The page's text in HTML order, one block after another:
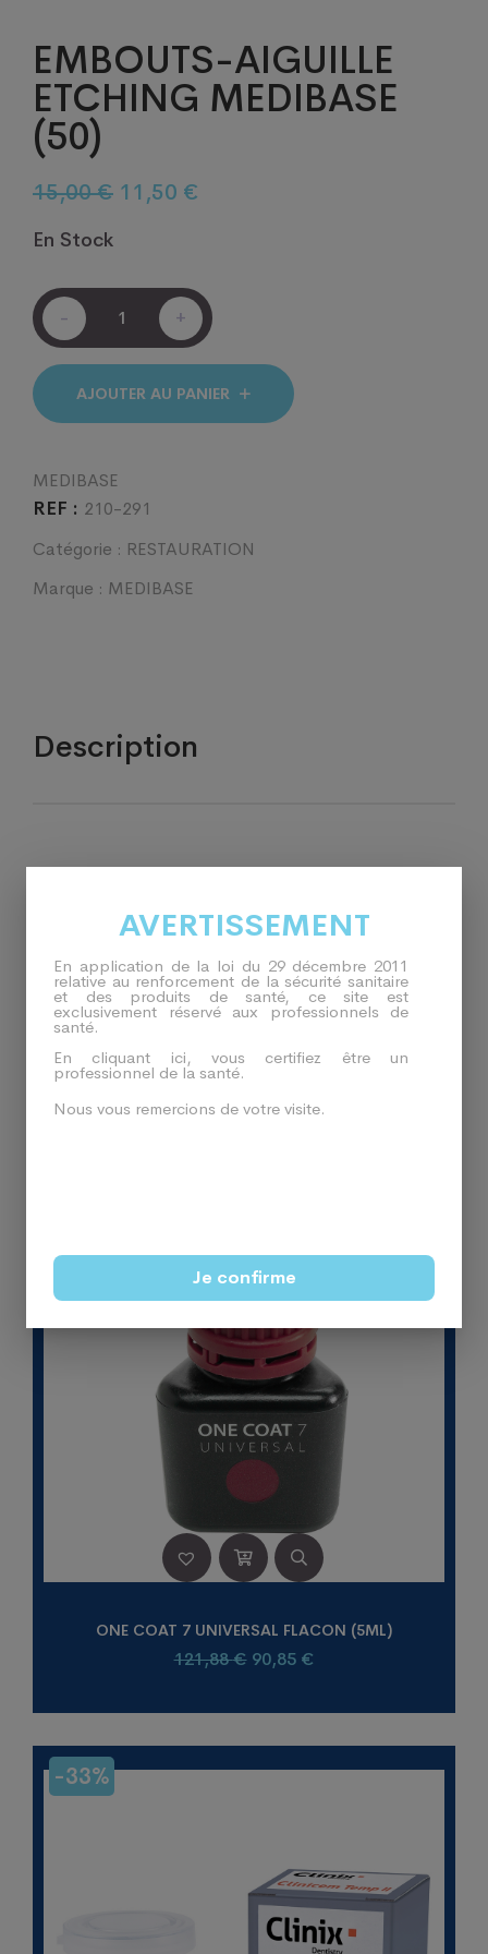
EMBOUTS-AIGUILLE
ETCHING MEDIBASE
(50)
15,00€ Le
était :
15,00 €.
11,50 €
11,50 €.
En Stock
EMBOUTS-
AIGUILLE
ETCHING
MEDIBASE
(50)
quantité
- +
AJOUTER AU PANIER
MEDIBASE
REF : 210-291
Catégorie : RESTAURATION
Marque : MEDIBASE
Description
Classe : CLASSE I Certif : AUTO-AUTO CERTIFICATION
Produits En Relation
ONE COAT 7 UNIVERSAL FLACON (5ML)
121,88€ Le
initial
90,85 €
actuel
-33%
AVERTISSEMENT
En application de la loi du 29 décembre 2011
relative au renforcement de la sécurité sanitaire
et des produits de santé, ce site est
exclusivement réservé aux professionnels de
santé.
En cliquant ici, vous certifiez être un
professionnel de la santé.
Nous vous remercions de votre visite.
Je confirme